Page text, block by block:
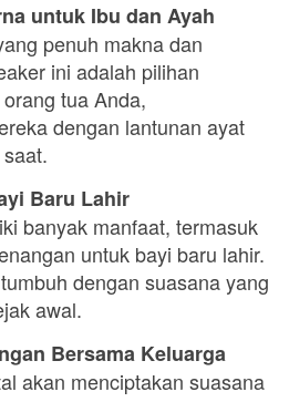
untuk Ibu dan Ayah
penuh makna dan
ini adalah pilihan
tua Anda,
dengan lantunan ayat
Baru Lahir
banyak manfaat, termasuk
untuk bayi baru lahir.
dengan suasana yang
awal.
Bersama Keluarga
akan menciptakan suasana